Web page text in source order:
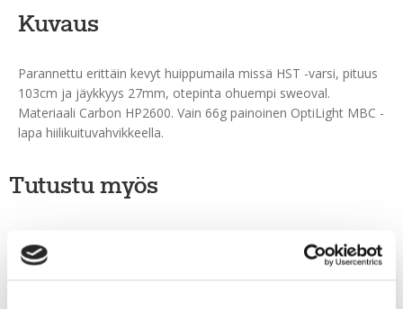
Kuvaus
Parannettu erittäin kevyt huippumaila missä HST -varsi, pituus
103cm ja jäykkyys 27mm, otepinta ohuempi sweoval.
Materiaali Carbon HP2600. Vain 66g painoinen OptiLight MBC -
lapa hiilikuituvahvikkeella.
Tutustu myös